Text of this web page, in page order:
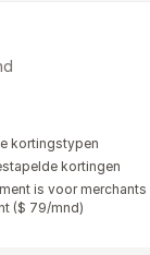
kortingstypen
kortingen
is voor
($ 79/mnd)